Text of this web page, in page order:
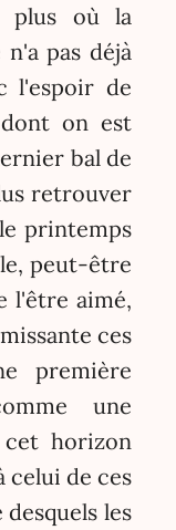
plus où la
pas déjà
l'espoir de
on est
bal de
retrouver
printemps
peut-être
l'être aimé,
ces
première
une
horizon
celui de ces
les